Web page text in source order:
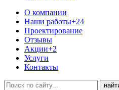
О компании
Наши работы+24
Проектирование
Отзывы
Акции+2
Услуги
Контакты